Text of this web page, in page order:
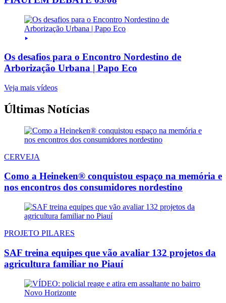
Os desafios para o Encontro Nordestino de
Arborização Urbana | Papo Eco
Veja mais vídeos
Últimas Notícias
CERVEJA
Como a Heineken® conquistou espaço na memória e
nos encontros dos consumidores nordestino
PROJETO PILARES
SAF treina equipes que vão avaliar 132 projetos da
agricultura familiar no Piauí